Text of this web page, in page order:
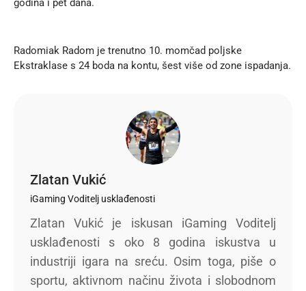
Radomiak Radom je trenutno 10. momčad poljske
Ekstraklase s 24 boda na kontu, šest više od zone ispadanja.
Zlatan Vukić
iGaming Voditelj usklađenosti
Zlatan Vukić je iskusan iGaming Voditelj
usklađenosti s oko 8 godina iskustva u
industriji igara na sreću. Osim toga, piše o
sportu, aktivnom načinu života i slobodnom